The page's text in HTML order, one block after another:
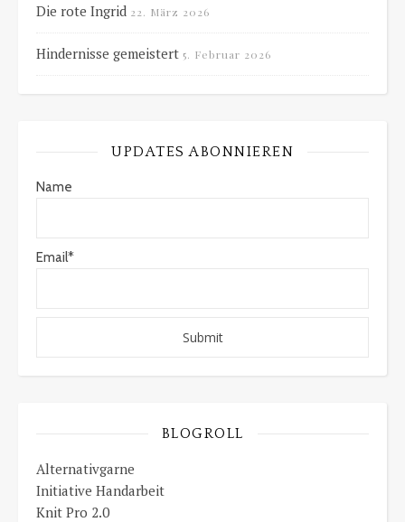
Die rote Ingrid 22. März 2026
Hindernisse gemeistert 5. Februar 2026
UPDATES ABONNIEREN
Name
Email*
BLOGROLL
Alternativgarne
Initiative Handarbeit
Knit Pro 2.0